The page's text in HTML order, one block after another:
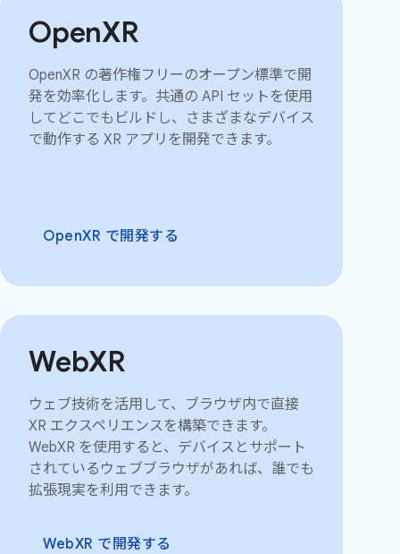
OpenXR
OpenXR の著作権フリーのオープン標準で開
発を効率化します。共通の API セットを使用
してどこでもビルドし、さまざまなデバイス
で動作する XR アプリを開発できます。
OpenXR で開発する
WebXR
ウェブ技術を活用して、ブラウザ内で直接
XR エクスペリエンスを構築できます。
WebXR を使用すると、デバイスとサポート
されているウェブブラウザがあれば、誰でも
拡張現実を利用できます。
WebXR で開発する